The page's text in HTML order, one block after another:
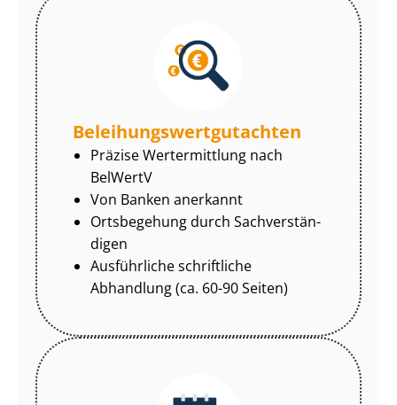
Be­lei­hungs­wert­gut­ach­ten
Präzise Wertermittlung nach
BelWertV
Von Banken anerkannt
Ortsbegehung durch Sach­ver­stän­
di­gen
Ausführliche schriftliche
Abhandlung (ca. 60-90 Seiten)